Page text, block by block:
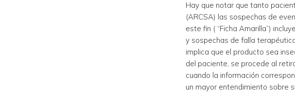
Hay que notar que tanto
(ARCSA) las sospechas de
este fin ( “Ficha Amarilla”)
y sospechas de falla
implica que el producto sea
del paciente, se procede al
cuando la información
un mayor entendimiento sobre